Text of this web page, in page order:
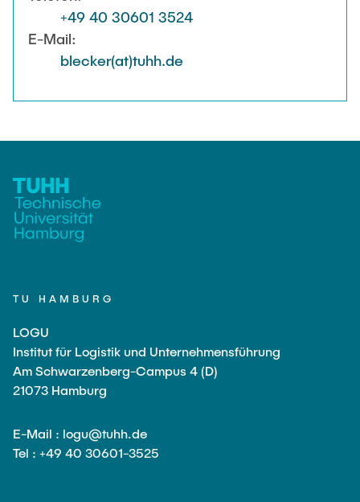
+49 40 30601 3524
E-Mail:
blecker(at)tuhh.de
TU HAMBURG
LOGU
Institut für Logistik und Unternehmensführung
Am Schwarzenberg-Campus 4 (D)
21073 Hamburg
E-Mail : logu@tuhh.de
Tel : +49 40 30601-3525